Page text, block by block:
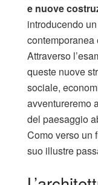
e nuove
introducendo
contemporanea
Attraverso
queste nuove
sociale,
avventureremo
del paesaggio
Como verso un
suo illustre